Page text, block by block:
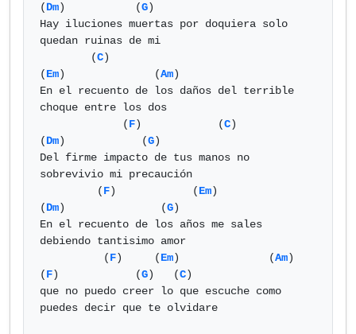
(Dm)           (G)
Hay iluciones muertas por doquiera solo
quedan ruinas de mi
        (
C)
(Em)              (Am)
En el recuento de los daños del terrible
choque entre los dos
             (
F)            (C)
(Dm)            (G)
Del firme impacto de tus manos no
sobrevivio mi precaución
         (
F)            (Em)
(Dm)               (G)
En el recuento de los años me sales
debiendo tantisimo amor
          (
F)     (Em)              (Am)
(F)            (G)   (C)
que no puedo creer lo que escuche como
puedes decir que te olvidare